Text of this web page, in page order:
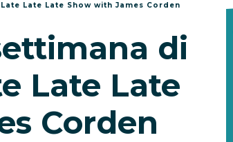
Late Late Show with James Corden
di
Late Late
Corden